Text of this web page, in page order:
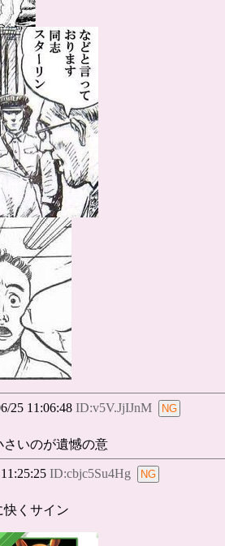
25 11:06:48 ID:v5V.JjIJnM
さいのが遺憾の意
ID:cbjc5Su4Hg
快くサイン